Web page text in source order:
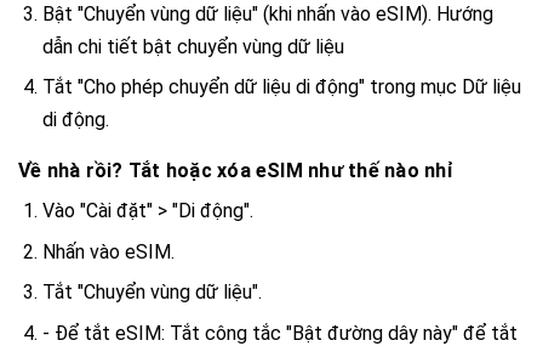
Bật "Chuyển vùng dữ liệu" (khi nhấn vào eSIM). Hướng
dẫn chi tiết bật chuyển vùng dữ liệu
Tắt "Cho phép chuyển dữ liệu di động" trong mục Dữ liệu
di động.
Về nhà rồi? Tắt hoặc xóa eSIM như thế nào nhỉ
Vào "Cài đặt" > "Di động".
Nhấn vào eSIM.
Tắt "Chuyển vùng dữ liệu".
- Để tắt eSIM: Tắt công tắc "Bật đường dây này" để tắt